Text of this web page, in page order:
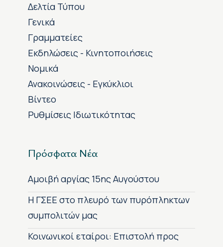
Δελτία Τύπου
Γενικά
Γραμματείες
Εκδηλώσεις - Κινητοποιήσεις
Νομικά
Ανακοινώσεις - Εγκύκλιοι
Βίντεο
Ρυθμίσεις Ιδιωτικότητας
Πρόσφατα Νέα
Αμοιβή αργίας 15ης Αυγούστου
H ΓΣΕΕ στο πλευρό των πυρόπληκτων
συμπολιτών μας
Κοινωνικοί εταίροι: Επιστολή προς